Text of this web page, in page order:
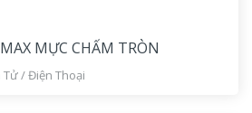
MỰC CHẤM TRÒN
Tử/Điện Thoại